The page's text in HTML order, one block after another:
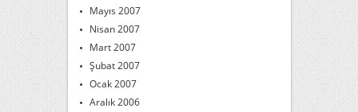
Mayıs 2007
Nisan 2007
Mart 2007
Şubat 2007
Ocak 2007
Aralık 2006